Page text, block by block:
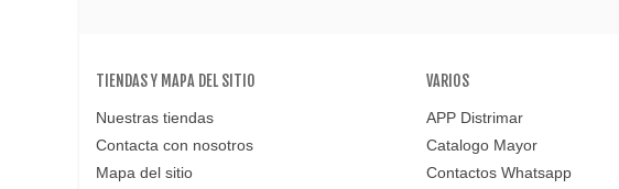
TIENDAS Y MAPA DEL SITIO
Nuestras tiendas
Contacta con nosotros
Mapa del sitio
VARIOS
APP Distrimar
Catalogo Mayor
Contactos Whatsapp